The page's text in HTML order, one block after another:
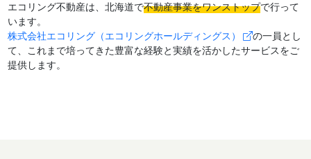
エコリング不動産は、北海道で不動産事業をワンストップで行って
います。
株式会社エコリング（エコリングホールディングス）
の一員とし
て、
これまで培ってきた豊富な経験と実績を活かしたサービスをご
提供します。